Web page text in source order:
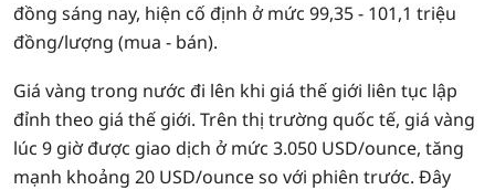
đồng sáng nay, hiện cố định ở mức 99,35 - 101,1 triệu
đồng/lượng (mua - bán).
Giá vàng trong nước đi lên khi giá thế giới liên tục lập
đỉnh theo giá thế giới. Trên thị trường quốc tế, giá vàng
lúc 9 giờ được giao dịch ở mức 3.050 USD/ounce, tăng
mạnh khoảng 20 USD/ounce so với phiên trước. Đây